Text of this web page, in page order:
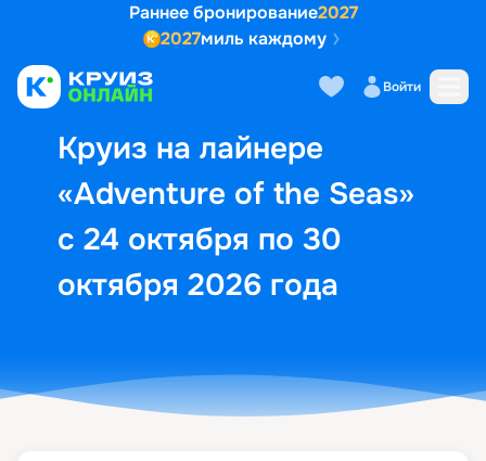
Раннее бронирование2027
2027миль каждому
Войти
Круиз на лайнере
«Adventure of the Seas»
с 24 октября по 30
октября 2026 года
Выбор кают Маршрут и